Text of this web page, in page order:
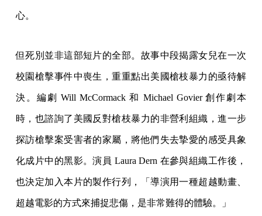
心。
但死別並非這部短片的全部。故事中段揭露女兒在一次
校園槍擊事件中喪生，重重點出美國槍枝暴力的亟待解
決。編劇 Will McCormack 和 Michael Govier 創作劇本
時，也諮詢了美國反對槍枝暴力的非營利組織，進一步
探訪槍擊案受害者的家屬，將他們失去摯愛的感受具象
化成片中的黑影。演員 Laura Dern 在參與組織工作後，
也決定加入本片的製作行列，「導演用一種超越動畫、
超越電影的方式來捕捉悲傷，是非常難得的體驗。」